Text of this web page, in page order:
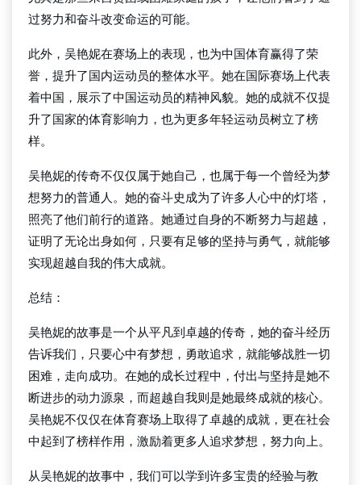
过努力和奋斗改变命运的可能。
此外，吴艳妮在赛场上的表现，也为中国体育赢得了荣
誉，提升了国内运动员的整体水平。她在国际赛场上代表
着中国，展示了中国运动员的精神风貌。她的成就不仅提
升了国家的体育影响力，也为更多年轻运动员树立了榜
样。
吴艳妮的传奇不仅仅属于她自己，也属于每一个曾经为梦
想努力的普通人。她的奋斗史成为了许多人心中的灯塔，
照亮了他们前行的道路。她通过自身的不断努力与超越，
证明了无论出身如何，只要有足够的坚持与勇气，就能够
实现超越自我的伟大成就。
总结：
吴艳妮的故事是一个从平凡到卓越的传奇，她的奋斗经历
告诉我们，只要心中有梦想，勇敢追求，就能够战胜一切
困难，走向成功。在她的成长过程中，付出与坚持是她不
断进步的动力源泉，而超越自我则是她最终成就的核心。
吴艳妮不仅仅在体育赛场上取得了卓越的成就，更在社会
中起到了榜样作用，激励着更多人追求梦想，努力向上。
从吴艳妮的故事中，我们可以学到许多宝贵的经验与教